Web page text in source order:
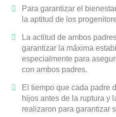
Para garantizar el
la aptitud de los
La actitud de ambos
garantizar la máxima
especialmente para
con ambos padres.
El tiempo que cada padre
hijos antes de la ruptura y
realizaron para garantizar